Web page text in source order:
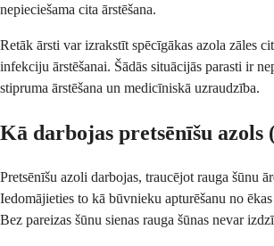
nepieciešama cita ārstēšana.
Retāk ārsti var izrakstīt spēcīgākas azola zāles
infekciju ārstēšanai. Šādās situācijās parasti ir
stipruma ārstēšana un medicīniskā uzraudzība.
Kā darbojas pretsēnīšu azols
Pretsēnīšu azoli darbojas, traucējot rauga šūnu
Iedomājieties to kā būvnieku apturēšanu no
Bez pareizas šūnu sienas rauga šūnas nevar